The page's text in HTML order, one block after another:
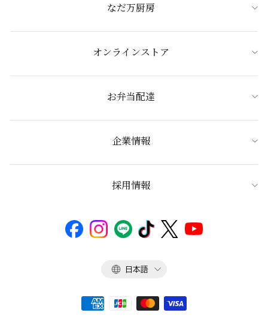
なだ万厨房
オンラインストア
お弁当配達
企業情報
採用情報
言
日本語